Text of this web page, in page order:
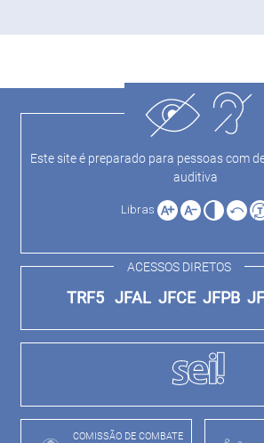
Este site é preparado para pessoas com
auditiva
Libras
ACESSOS DIRETOS
TRF5 JFAL JFCE JFPB
COMISSÃO DE COMBATE